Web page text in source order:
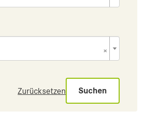
×
Zurücksetzen Suchen